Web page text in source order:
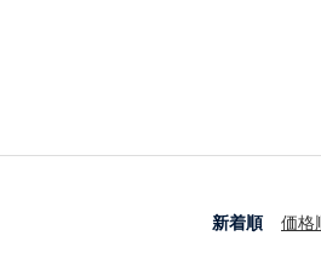
新着順 価格